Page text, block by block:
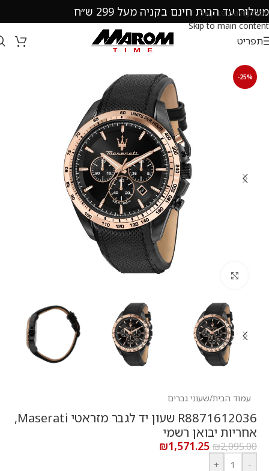
Skip to navigation
Skip to main content
משלוח עד הבית חינם בקניה מעל 299 ש״ח
תפריט
עמוד הבית/שעוני גברים
R8871612036 שעון יד לגבר מזראטי Maserati,
אחריות יבואן רשמי
₪2,095.00
₪1,571.25
-
+
-25%